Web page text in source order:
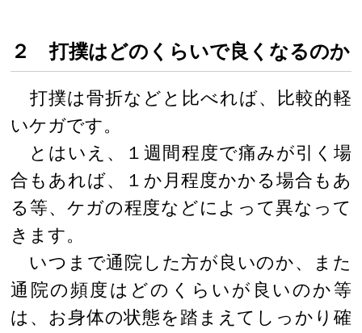
２ 打撲はどのくらいで良くなるのか
打撲は骨折などと比べれば、比較的軽
いケガです。
とはいえ、１週間程度で痛みが引く場
合もあれば、１か月程度かかる場合もあ
る等、ケガの程度などによって異なって
きます。
いつまで通院した方が良いのか、また
通院の頻度はどのくらいが良いのか等
は、お身体の状態を踏まえてしっかり確